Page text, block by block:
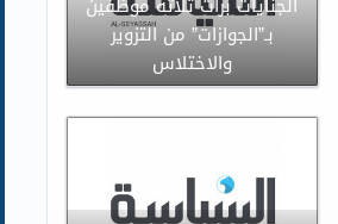
بـ”الجوازات” من التزوير
والاختلاس